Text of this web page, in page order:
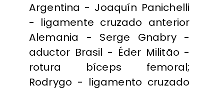
Argentina - Joaquín Panichelli
- ligamente cruzado anterior
Alemania - Serge Gnabry -
aductor Brasil - Éder Militão -
rotura bíceps femoral;
Rodrygo - ligamento cruzado